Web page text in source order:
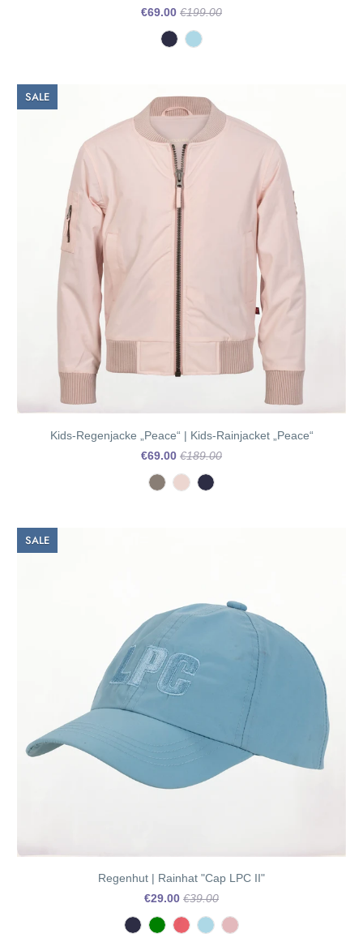
€69.00 €199.00
Kids-Regenjacke „Peace“ | Kids-Rainjacket „Peace“
€69.00 €189.00
SALE
Regenhut | Rainhat "Cap LPC II"
€29.00 €39.00
SALE